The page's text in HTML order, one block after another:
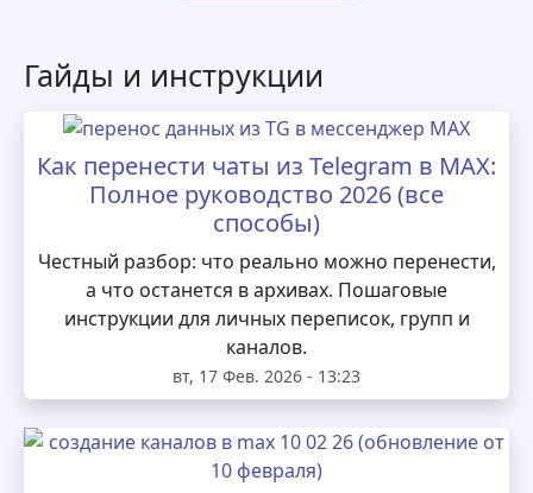
Гайды и инструкции
Как перенести чаты из Telegram в MAX:
Полное руководство 2026 (все
способы)
Честный разбор: что реально можно перенести,
а что останется в архивах. Пошаговые
инструкции для личных переписок, групп и
каналов.
вт, 17 Фев. 2026 - 13:23